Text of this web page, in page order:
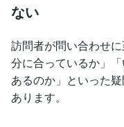
ない
訪問者が問い合わせ
分に合っているか」
あるのか」といった
あります。